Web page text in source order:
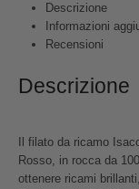
Descrizione
Informazioni
Recensioni
Descrizione
Il filato da ricamo
Rosso, in rocca da
ottenere ricami